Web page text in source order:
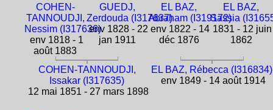
COHEN-
TANNOUDJI,
Nessim (I317636)
env 1818 - 1
août 1883
GUEDJ,
Zerdouda (I317637)
env 1828 - 22
jan 1911
EL BAZ,
Abraham (I319172)
env 1822 - 14
déc 1876
EL BAZ,
Sassia
1831 - 12 juin
1862
COHEN-TANNOUDJI,
Issakar (I317635)
12 mai 1851 - 27 mars 1898
EL BAZ, Rébecca (I316834)
env 1849 - 14 août 1914